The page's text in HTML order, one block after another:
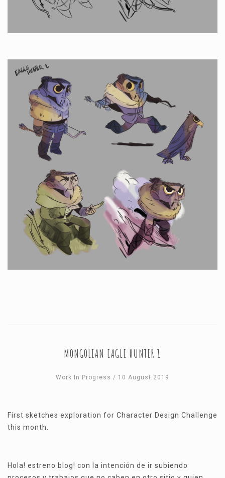
MONGOLIAN EAGLE HUNTER 1
Work In Progress / 10 August 2019
First sketches exploration for Character Design Challenge
this month.
Hola! estreno blog! con la intención de ir subiendo